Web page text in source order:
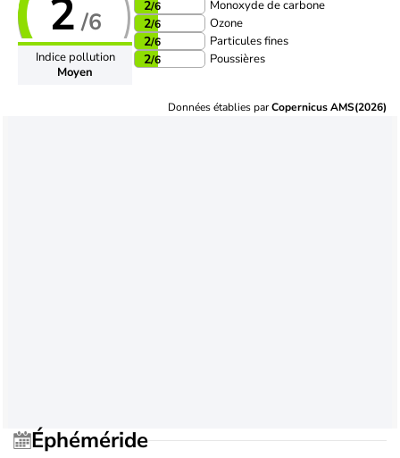
2 /6
Indice pollution
Moyen
2/6 Monoxyde de carbone
2/6 Ozone
2/6 Particules fines
2/6 Poussières
Données établies parCopernicus AMS(2026)
Éphéméride